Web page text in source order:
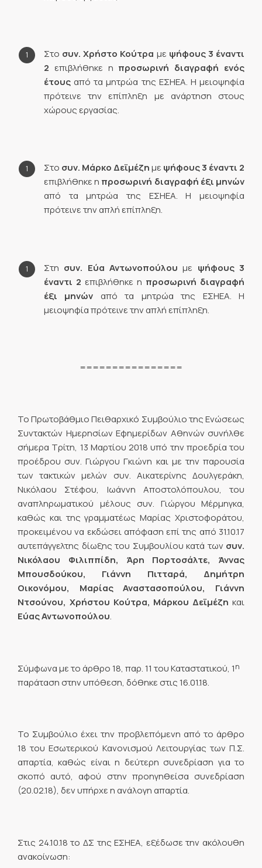
Στο συν. Χρήστο Κούτρα με ψήφους 3 έναντι
2 επιβλήθηκε η προσωρινή διαγραφή ενός
έτους από τα μητρώα της ΕΣΗΕΑ. Η μειοψηφία
πρότεινε την επίπληξη με ανάρτηση στους
χώρους εργασίας.
Στο συν. Μάρκο Δεϊμέζημε ψήφους 3 έναντι 2
επιβλήθηκε η προσωρινή διαγραφή έξι μηνών
από τα μητρώα της ΕΣΗΕΑ. Η μειοψηφία
πρότεινε την απλή επίπληξη.
Στη συν. Εύα Αντωνοπούλουμε ψήφους 3
έναντι 2 επιβλήθηκε η προσωρινή διαγραφή
έξι μηνών από τα μητρώα της ΕΣΗΕΑ. Η
μειοψηφία πρότεινε την απλή επίπληξη.
================
Το Πρωτοβάθμιο Πειθαρχικό Συμβούλιο της Ενώσεως
Συντακτών Ημερησίων Εφημερίδων Αθηνών συνήλθε
σήμερα Τρίτη, 13 Μαρτίου 2018 υπό την προεδρία του
προέδρου συν. Γιώργου Γκιώνη και με την παρουσία
των τακτικών μελών συν. Αικατερίνης Δουλγεράκη,
Νικόλαου Στέφου, Ιωάννη Αποστολόπουλου, του
αναπληρωματικού μέλους συν. Γιώργου Μέρμηγκα,
καθώς και της γραμματέως Μαρίας Χριστοφοράτου,
προκειμένου να εκδώσει απόφαση επί της από 31.10.17
αυτεπάγγελτης δίωξης του Συμβουλίου κατά των συν.
Νικόλαου Φιλιππίδη, Άρη Πορτοσάλτε, Άννας
Μπουσδούκου, Γιάννη Πιτταρά, Δημήτρη
Οικονόμου, Μαρίας Αναστασοπούλου, Γιάννη
Ντσούνου, Χρήστου Κούτρα, Μάρκου Δεϊμέζη και
Εύας Αντωνοπούλου.
Σύμφωνα με το άρθρο 18, παρ. 11 του Καταστατικού, 1η
παράταση στην υπόθεση, δόθηκε στις 16.01.18.
Το Συμβούλιο έχει την προβλεπόμενη από το άρθρο
18 του Εσωτερικού Κανονισμού Λειτουργίας των Π.Σ.
απαρτία, καθώς είναι η δεύτερη συνεδρίαση για το
σκοπό αυτό, αφού στην προηγηθείσα συνεδρίαση
(20.02.18), δεν υπήρχε η ανάλογη απαρτία.
Στις 24.10.18 το ΔΣ της ΕΣΗΕΑ, εξέδωσε την ακόλουθη
ανακοίνωση: